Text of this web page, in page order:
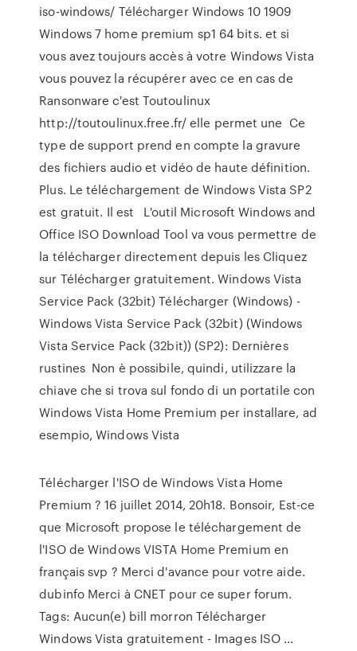
iso-windows/ Télécharger Windows 10 1909
Windows 7 home premium sp1 64 bits. et si
vous avez toujours accès à votre Windows Vista
vous pouvez la récupérer avec ce en cas de
Ransonware c'est Toutoulinux
http://toutoulinux.free.fr/ elle permet une Ce
type de support prend en compte la gravure
des fichiers audio et vidéo de haute définition.
Plus. Le téléchargement de Windows Vista SP2
est gratuit. Il est L'outil Microsoft Windows and
Office ISO Download Tool va vous permettre de
la télécharger directement depuis les Cliquez
sur Télécharger gratuitement. Windows Vista
Service Pack (32bit) Télécharger (Windows) -
Windows Vista Service Pack (32bit) (Windows
Vista Service Pack (32bit)) (SP2): Dernières
rustines Non è possibile, quindi, utilizzare la
chiave che si trova sul fondo di un portatile con
Windows Vista Home Premium per installare, ad
esempio, Windows Vista
Télécharger l'ISO de Windows Vista Home
Premium ? 16 juillet 2014, 20h18. Bonsoir, Est-ce
que Microsoft propose le téléchargement de
l'ISO de Windows VISTA Home Premium en
français svp ? Merci d'avance pour votre aide.
dubinfo Merci à CNET pour ce super forum.
Tags: Aucun(e) bill morron Télécharger
Windows Vista gratuitement - Images ISO ...